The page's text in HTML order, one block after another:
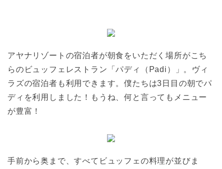
アヤナリゾートの宿泊者が朝食をいただく場所がこち
らのビュッフェレストラン「パディ（Padi）」。ヴィ
ラズの宿泊者も利用できます。僕たちは3日目の朝でパ
ディを利用しました！もうね、何と言ってもメニュー
が豊富！
手前から奥まで、すべてビュッフェの料理が並びま